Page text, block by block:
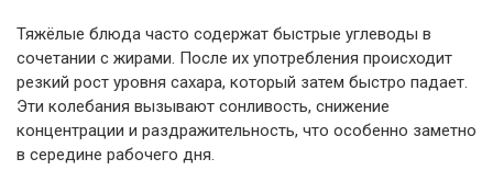
Тяжёлые блюда часто содержат быстрые углеводы в
сочетании с жирами. После их употребления происходит
резкий рост уровня сахара, который затем быстро падает.
Эти колебания вызывают сонливость, снижение
концентрации и раздражительность, что особенно заметно
в середине рабочего дня.